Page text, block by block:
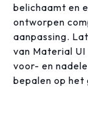
belichaamt en
ontworpen
aanpassing.
van Material
voor- en
bepalen op het